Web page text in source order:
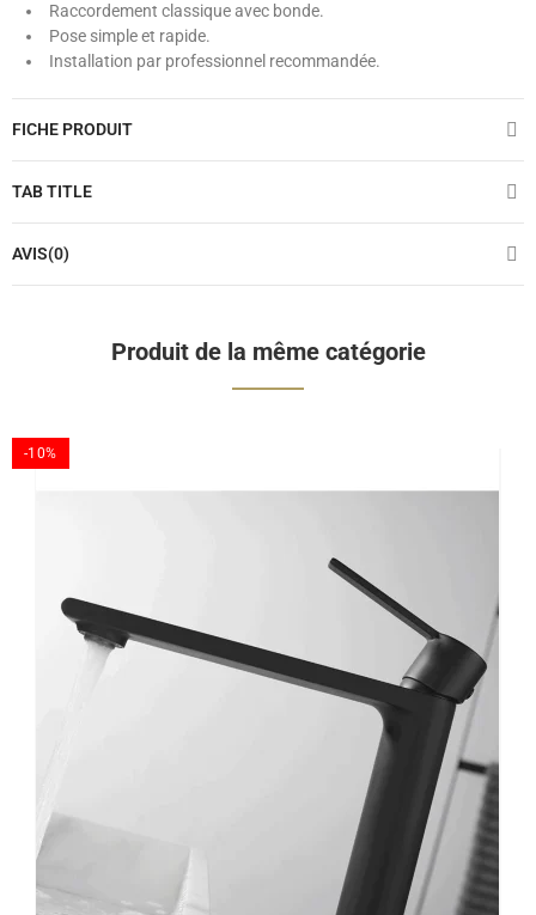
Raccordement classique avec bonde.
Pose simple et rapide.
Installation par professionnel recommandée.
FICHE PRODUIT
TAB TITLE
AVIS(0)
Produit de la même catégorie
-10%